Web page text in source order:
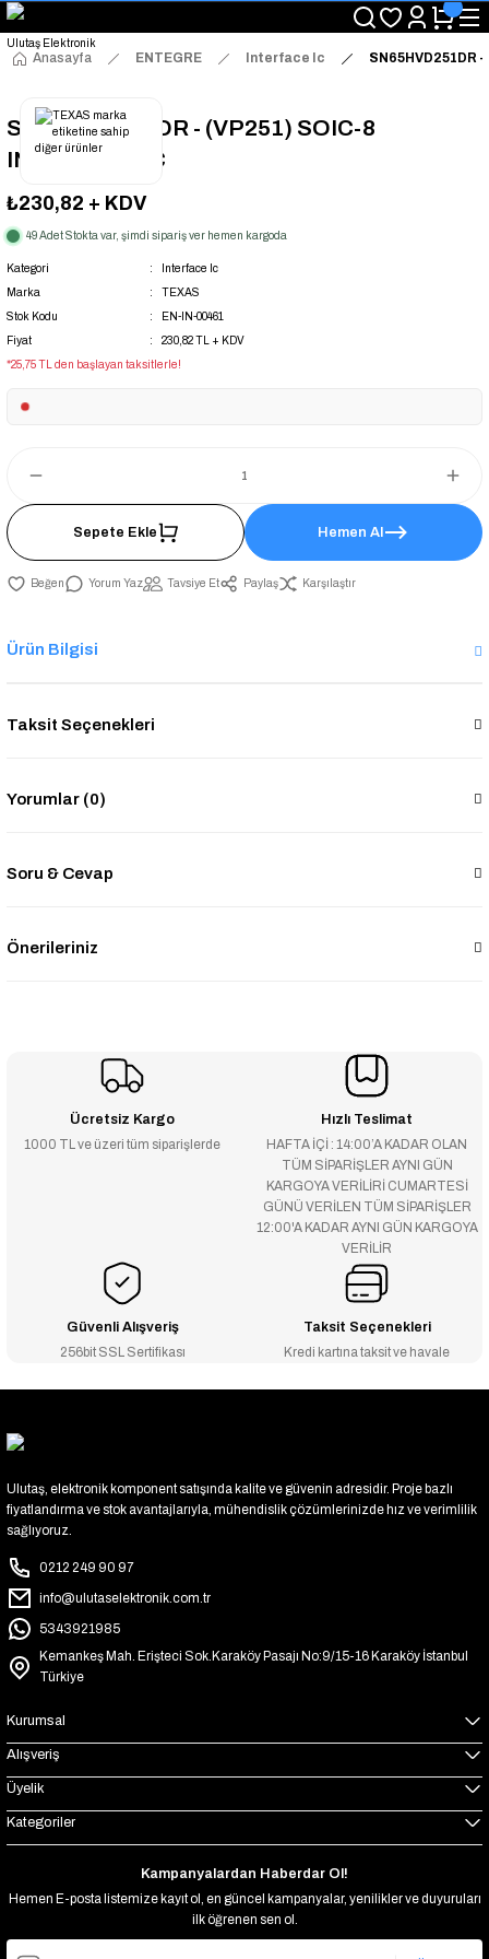
"Saat 14:00'a Kadar Verilen Siparişlerde Aynı Gün Kargo Avantajı!
"Binlerce Ürün Çeşitliliği ile Stoktan Hemen Teslim."
"Toptan Fiyatına Perakende Satış Avantajını Kaçırmayın!"
Anasayfa ENTEGRE Interface Ic SN65HVD251DR -
SN65HVD251DR - (VP251) SOIC-8
INTERFACE IC
₺230,82 + KDV
49 Adet Stokta var, şimdi sipariş ver hemen kargoda
Kategori
Interface Ic
Marka
TEXAS
Stok Kodu
EN-IN-00461
Fiyat
230,82 TL + KDV
*25,75 TL den başlayan taksitlerle!
Sepete Ekle Hemen Al
Yorum Yaz Tavsiye Et Paylaş Karşılaştır
Ürün Bilgisi
Taksit Seçenekleri
Yorumlar (0)
Soru & Cevap
Önerileriniz
Ücretsiz Kargo
1000 TL ve üzeri tüm siparişlerde
Hızlı Teslimat
HAFTA İÇİ : 14:00’A KADAR OLAN
TÜM SİPARİŞLER AYNI GÜN
KARGOYA VERİLİRİ CUMARTESİ
GÜNÜ VERİLEN TÜM SİPARİŞLER
12:00'A KADAR AYNI GÜN KARGOYA
VERİLİR
Güvenli Alışveriş
256bit SSL Sertifikası
Taksit Seçenekleri
Kredi kartına taksit ve havale
Ulutaş, elektronik komponent satışında kalite ve güvenin adresidir. Proje bazlı
fiyatlandırma ve stok avantajlarıyla, mühendislik çözümlerinizde hız ve verimlilik
sağlıyoruz.
0212 249 90 97
info@ulutaselektronik.com.tr
5343921985
Kemankeş Mah. Erişteci Sok.Karaköy Pasajı No:9/15-16 Karaköy İstanbul
Türkiye
Kurumsal
Alışveriş
Üyelik
Kategoriler
Kampanyalardan Haberdar Ol!
Hemen E-posta listemize kayıt ol, en güncel kampanyalar, yenilikler ve duyuruları
ilk öğrenen sen ol.